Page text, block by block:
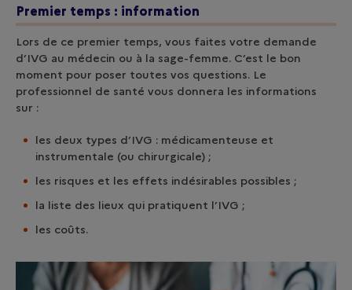
Premier temps : information
Lors de ce premier temps, vous faites votre demande
d’IVG au médecin ou à la sage-femme. C’est le bon
moment pour poser toutes vos questions. Le
professionnel de santé vous donnera les informations
sur :
les deux types d’IVG : médicamenteuse et
instrumentale (ou chirurgicale) ;
les risques et les effets indésirables possibles ;
la liste des lieux qui pratiquent l’IVG ;
les coûts.